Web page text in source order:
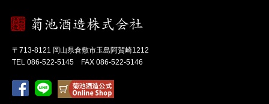
〒713-8121 岡山県倉敷市玉島阿賀崎1212
TEL 086-522-5145 FAX 086-522-5146